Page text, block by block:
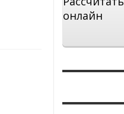
онлайн